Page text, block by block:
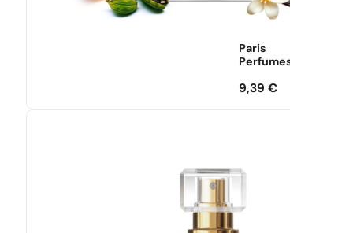
Paris
Perfumes
9,39€